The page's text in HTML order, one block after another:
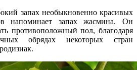
запах необыкновенно красивых
напоминает запах жасмина. Он
противоположный пол, благодаря
обрядах некоторых стран